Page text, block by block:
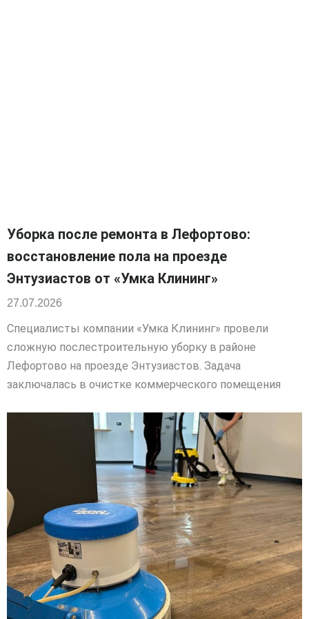
Уборка после ремонта в Лефортово:
восстановление пола на проезде
Энтузиастов от «Умка Клининг»
27.07.2026
Специалисты компании «Умка Клининг» провели
сложную послестроительную уборку в районе
Лефортово на проезде Энтузиастов. Задача
заключалась в очистке коммерческого помещения